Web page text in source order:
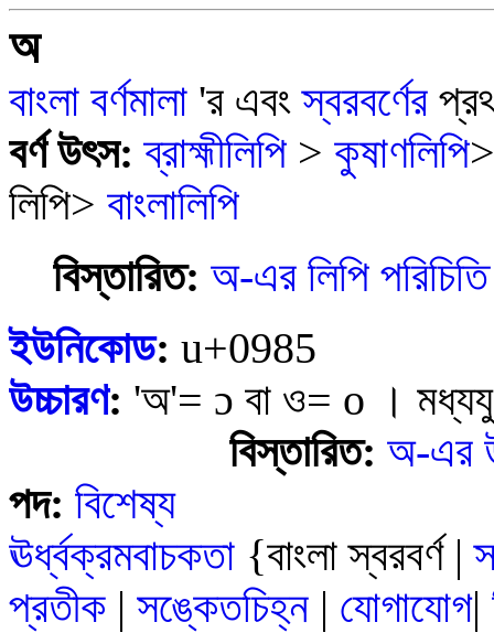
অ
বাংলা বর্ণমালা 'র এবংস্বরবর্ণের
বর্ণ উৎস: ব্রাহ্মীলিপি > কুষাণলিপি
লিপি> বাংলালিপি
বিস্তারিত: অ-এর লিপি পরিচিতি
ইউনিকোড: u+0985
উচ্চারণ: 'অ'= ɔ বা ও= o ।
বিস্তারিত: অ-এর
পদ: বিশেষ্য
ঊর্ধ্বক্রমবাচকতা {বাংলা স্বরবর্ণ |
প্রতীক | সঙ্কেতচিহ্ন | যোগাযোগ|